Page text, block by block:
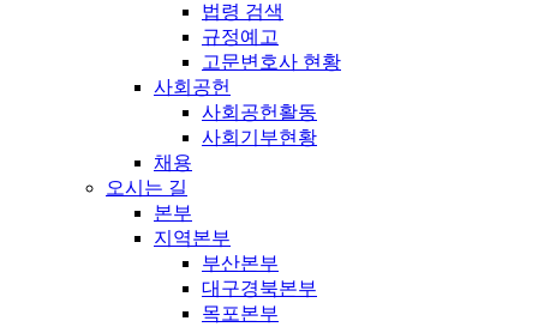
법령 검색
규정예고
고문변호사 현황
사회공헌
사회공헌활동
사회기부현황
채용
오시는 길
본부
지역본부
부산본부
대구경북본부
목포본부